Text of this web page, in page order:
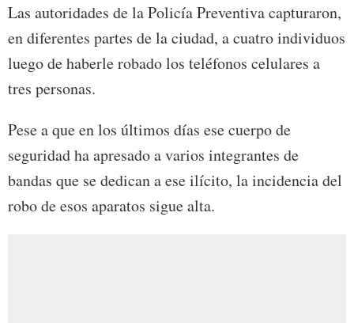
Las autoridades de la Policía Preventiva capturaron,
en diferentes partes de la ciudad, a cuatro individuos
luego de haberle robado los teléfonos celulares a
tres personas.
Pese a que en los últimos días ese cuerpo de
seguridad ha apresado a varios integrantes de
bandas que se dedican a ese ilícito, la incidencia del
robo de esos aparatos sigue alta.